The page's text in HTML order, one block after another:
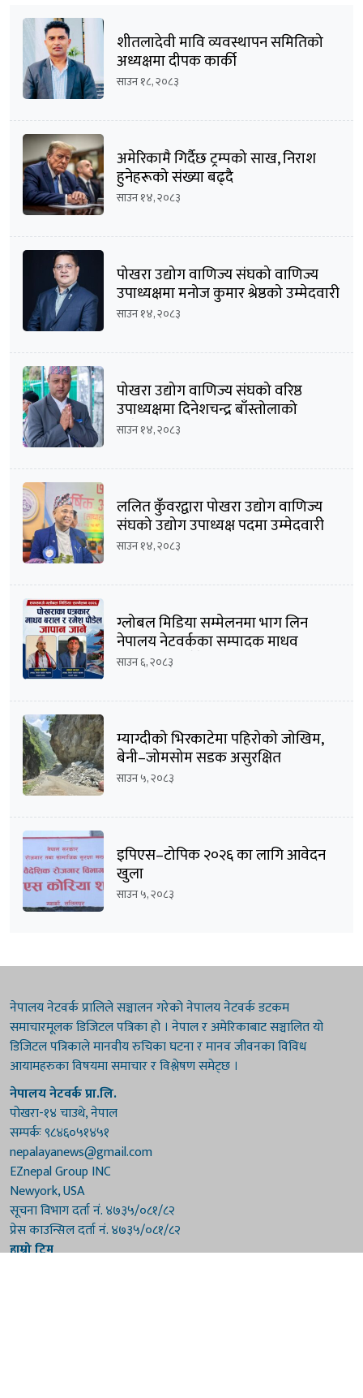
शीतलादेवी मावि व्यवस्थापन समितिको
अध्यक्षमा दीपक कार्की
साउन १८, २०८३
अमेरिकामै गिर्दैछ ट्रम्पको साख, निराश
हुनेहरूको संख्या बढ्दै
साउन १४, २०८३
पोखरा उद्योग वाणिज्य संघको वाणिज्य
उपाध्यक्षमा मनोज कुमार श्रेष्ठको उम्मेदवारी
घोषणा
साउन १४, २०८३
पोखरा उद्योग वाणिज्य संघको वरिष्ठ
उपाध्यक्षमा दिनेशचन्द्र बाँस्तोलाको
उम्मेदवारी घोषणा
साउन १४, २०८३
ललित कुँवरद्वारा पोखरा उद्योग वाणिज्य
संघको उद्योग उपाध्यक्ष पदमा उम्मेदवारी
घोषणा
साउन १४, २०८३
ग्लोबल मिडिया सम्मेलनमा भाग लिन
नेपालय नेटवर्कका सम्पादक माधव
बराल सहित पौडेल जापान प्रस्थान
साउन ६, २०८३
म्याग्दीको भिरकाटेमा पहिरोको जोखिम,
बेनी–जोमसोम सडक असुरक्षित
साउन ५, २०८३
इपिएस–टोपिक २०२६ का लागि आवेदन
खुला
साउन ५, २०८३
नेपालय नेटवर्क प्रालिले सञ्चालन गरेको नेपालय नेटवर्क डटकम
समाचारमूलक डिजिटल पत्रिका हो । नेपाल र अमेरिकाबाट सञ्चालित यो
डिजिटल पत्रिकाले मानवीय रुचिका घटना र मानव जीवनका विविध
आयामहरुका विषयमा समाचार र विश्लेषण समेट्छ ।
नेपालय नेटवर्क प्रा.लि.
पोखरा-१४ चाउथे, नेपाल
सम्पर्कः ९८४६०५१४५१
nepalayanews@gmail.com
EZnepal Group INC
Newyork, USA
सूचना विभाग दर्ता नं. ४७३५/०८१/८२
प्रेस काउन्सिल दर्ता नं. ४७३५/०८१/८२
हाम्रो टिम